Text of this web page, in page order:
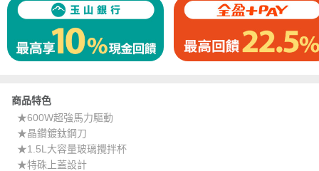
商品特色
★600W超強馬力驅動
★晶鑽鍍鈦鋼刀
★1.5L大容量玻璃攪拌杯
★特硃上蓋設計